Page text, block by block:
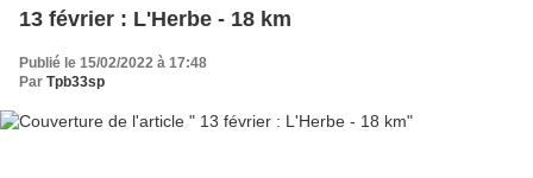
13 février : L'Herbe - 18 km
Publié le 15/02/2022 à 17:48
Par Tpb33sp